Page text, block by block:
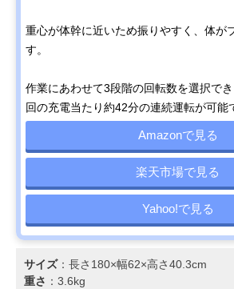
重心が体幹に近いため振りやすく、体が
す。
作業にあわせて3段階の回転数を選択で
回の充電当たり約42分の連続運転が可能
Amazonで見る
楽天市場で見る
Yahoo!で見る
サイズ：長さ180×幅62×高さ40.3cm
重さ ：3.6kg